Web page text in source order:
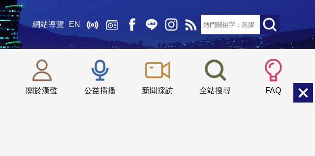
網站導覽 EN
關於漢聲 公益插播 新聞採訪 全站搜尋 FAQ
小 中